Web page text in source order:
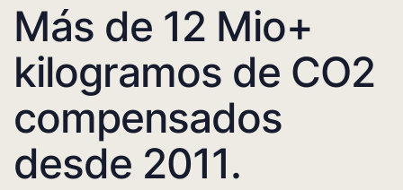
Más de 12 Mio+
kilogramos de CO2
compensados
desde 2011.